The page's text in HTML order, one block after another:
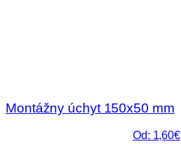
Montážny úchyt 150x50 mm
Od: 1,60€